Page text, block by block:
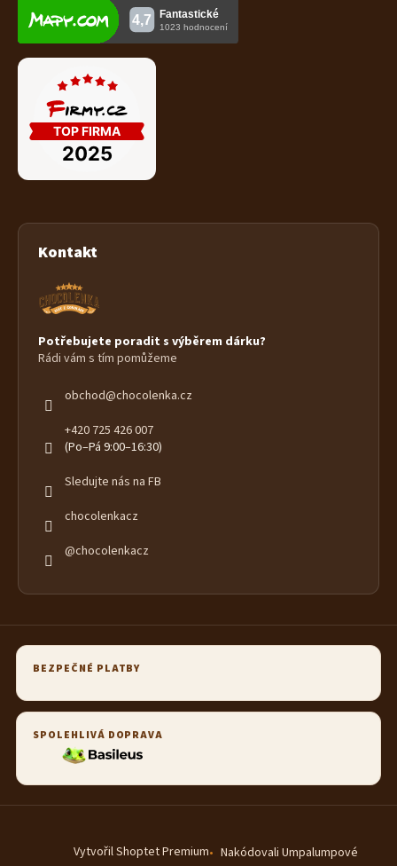
Kontakt
Potřebujete poradit s výběrem dárku?
Rádi vám s tím pomůžeme
obchod@chocolenka.cz
+420 725 426 007
(Po–Pá 9:00–16:30)
Sledujte nás na FB
chocolenkacz
@chocolenkacz
BEZPEČNÉ PLATBY
SPOLEHLIVÁ DOPRAVA
Vytvořil Shoptet Premium Nakódovali Umpalumpové